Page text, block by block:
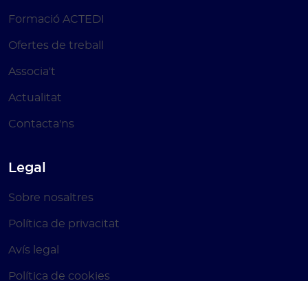
Formació ACTEDI
Ofertes de treball
Associa't
Actualitat
Contacta'ns
Legal
Sobre nosaltres
Política de privacitat
Avís legal
Política de cookies